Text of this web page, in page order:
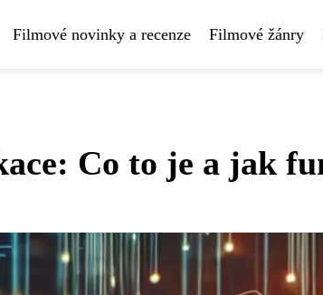
Filmové novinky a recenze Filmové žánry
Co to je a jak